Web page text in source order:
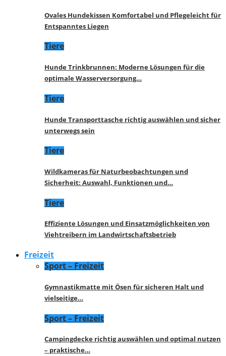
Ovales Hundekissen Komfortabel und Pflegeleicht für
Entspanntes Liegen
Tiere
Hunde Trinkbrunnen: Moderne Lösungen für die
optimale Wasserversorgung…
Tiere
Hunde Transporttasche richtig auswählen und sicher
unterwegs sein
Tiere
Wildkameras für Naturbeobachtungen und
Sicherheit: Auswahl, Funktionen und…
Tiere
Effiziente Lösungen und Einsatzmöglichkeiten von
Viehtreibern im Landwirtschaftsbetrieb
Freizeit
Sport – Freizeit
Gymnastikmatte mit Ösen für sicheren Halt und
vielseitige…
Sport – Freizeit
Campingdecke richtig auswählen und optimal nutzen
– praktische…